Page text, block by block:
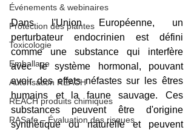
Événements & webinaires
Protection des plantes
Toxicologie
Emballage
Autorisation REACH
REACH produits chimiques
RASafe – Évaluation des risques
Dans l'Union Européenne, un
perturbateur endocrinien est défini
comme une substance qui interfère
avec le système hormonal, pouvant
avoir des effets néfastes sur les êtres
humains et la faune sauvage. Ces
substances peuvent être d'origine
synthétique ou naturelle et peuvent